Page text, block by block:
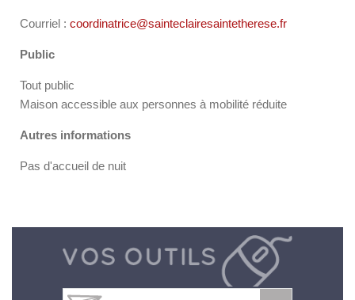
Courriel : coordinatrice@sainteclairesaintetherese.fr
Public
Tout public
Maison accessible aux personnes à mobilité réduite
Autres informations
Pas d'accueil de nuit